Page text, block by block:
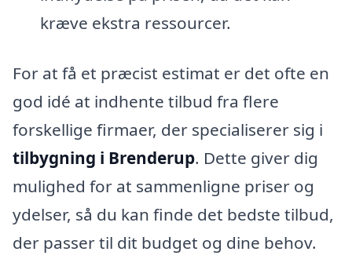
kræve ekstra ressourcer.
For at få et præcist estimat er det ofte en
god idé at indhente tilbud fra flere
forskellige firmaer, der specialiserer sig i
tilbygning i Brenderup. Dette giver dig
mulighed for at sammenligne priser og
ydelser, så du kan finde det bedste tilbud,
der passer til dit budget og dine behov.